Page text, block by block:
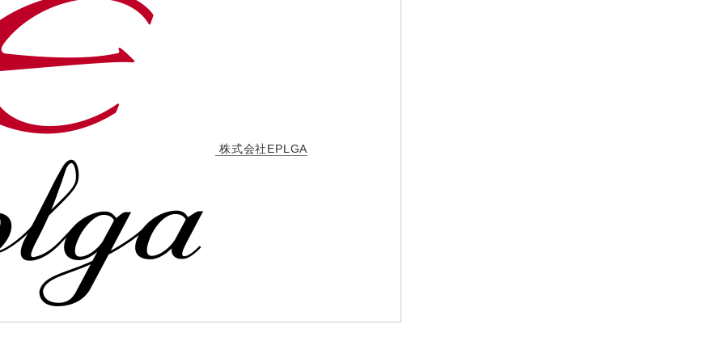
株式会社EPLGA